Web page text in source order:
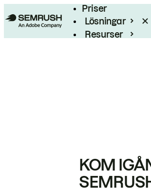
Priser
Lösningar
Resurser
KOM